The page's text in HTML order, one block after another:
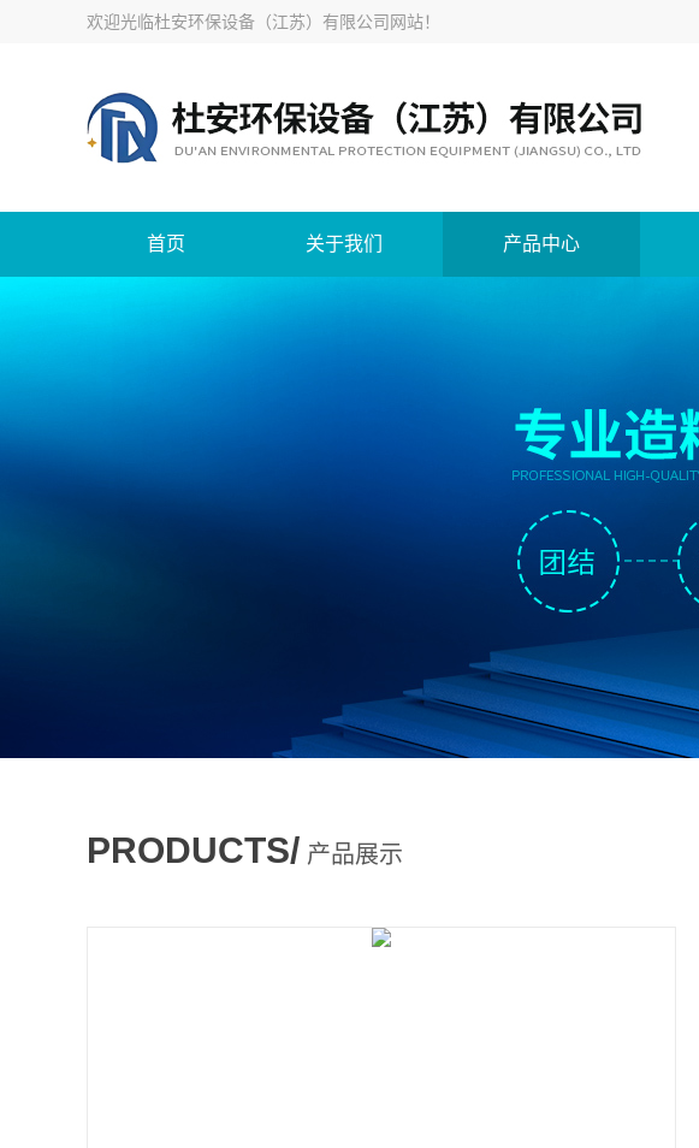
欢迎光临杜安环保设备（江苏）有限公司网站！
首页 关于我们 产品中心
PRODUCTS/ 产品展示